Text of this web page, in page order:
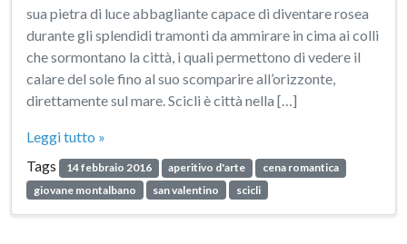
sua pietra di luce abbagliante capace di diventare rosea
durante gli splendidi tramonti da ammirare in cima ai colli
che sormontano la città, i quali permettono di vedere il
calare del sole fino al suo scomparire all’orizzonte,
direttamente sul mare. Scicli è città nella […]
Leggi tutto »
Tags
14 febbraio 2016 aperitivo d'arte
cena romantica
giovane montalbano
san valentino scicli